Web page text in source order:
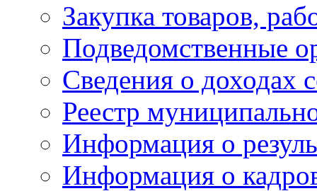
Закупка товаров,
Подведомственные
Сведения о доходах
Реестр
Информация о
Информация о